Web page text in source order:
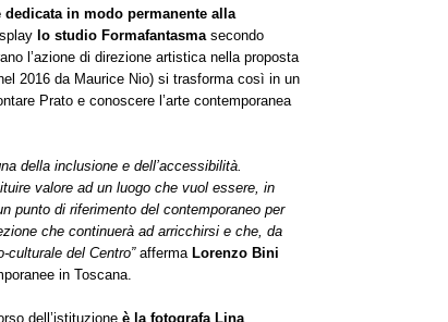
in modo permanente alla
lo studio Formafantasma secondo
l’azione di direzione artistica nella proposta
2016 da Maurice Nio) si trasforma così in un
Prato e conoscere l’arte contemporanea
della inclusione e dell’accessibilità.
valore ad un luogo che vuol essere, in
punto di riferimento del contemporaneo per
che continuerà ad arricchirsi e che, da
del Centro”afferma Lorenzo Bini
in Toscana.
dell’istituzione è la fotografa Lina